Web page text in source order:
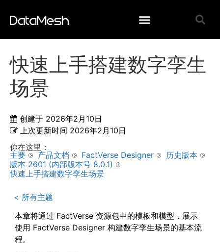
快速上手搭建数字孪生
场景
创建于 2026年2月10日
上次更新时间 2026年2月10日
你在这里：
主要
产品文档 FactVerse Designer
历史版本
版本 2601 (内部版本号 8.0.1)
快速上手搭建数字孪生场景
< 所有主题
本章将通过 FactVerse 资源包中的模板和模型，展示
使用 FactVerse Designer 构建数字孪生场景的基本流
程。